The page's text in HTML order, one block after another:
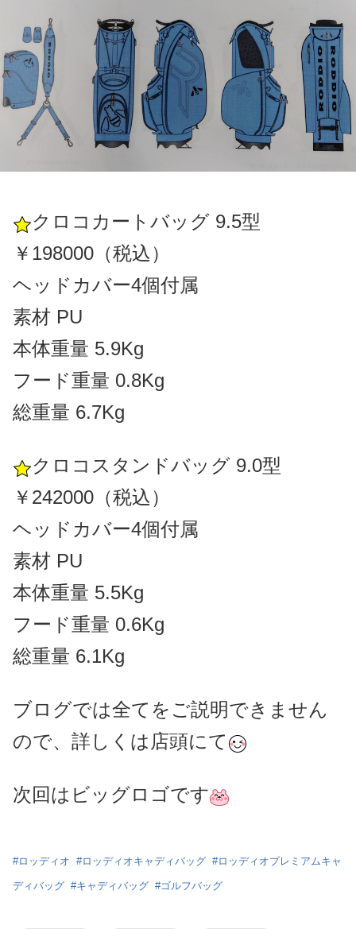
クロコカートバッグ 9.5型
￥198000（税込）
ヘッドカバー4個付属
素材 PU
本体重量 5.9Kg
フード重量 0.8Kg
総重量 6.7Kg
クロコスタンドバッグ 9.0型
￥242000（税込）
ヘッドカバー4個付属
素材 PU
本体重量 5.5Kg
フード重量 0.6Kg
総重量 6.1Kg
ブログでは全てをご説明できません
ので、詳しくは店頭にて
次回はビッグロゴです
#ロッディオ #ロッディオキャディバッグ #ロッディオプレミアムキャ
ディバッグ #キャディバッグ #ゴルフバッグ